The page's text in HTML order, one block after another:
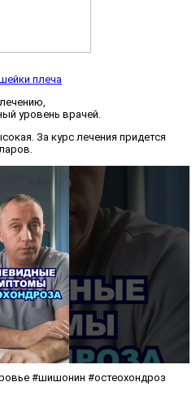
плеча
уровень врачей.
За курс лечения придется
#шишонин #остеохондроз